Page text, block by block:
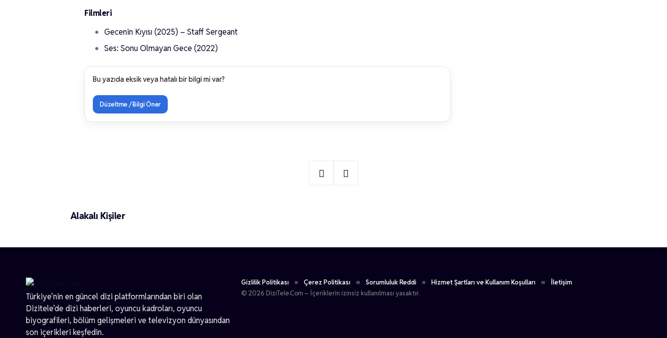
Filmleri
Gecenin Kıyısı (2025) – Staff Sergeant
Ses: Sonu Olmayan Gece (2022)
Bu yazıda eksik veya hatalı bir bilgi mi var?
Düzeltme / Bilgi Öner
Alakalı Kişiler
Eren Dağhan
Türkiye’nin en güncel dizi platformlarından biri olan
Dizitele’de dizi haberleri, oyuncu kadroları, oyuncu
biyografileri, bölüm gelişmeleri ve televizyon dünyasından
son içerikleri keşfedin.
Gizlilik Politikası Çerez Politikası Sorumluluk Reddi Hizmet Şartları ve Kullanım Koşulları
İletişim
© 2026 DiziTele.Com – İçeriklerin izinsiz kullanılması yasaktır.